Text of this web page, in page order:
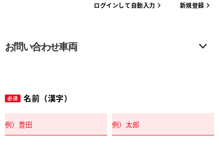
ログインして自動入力 新規登録
お問い合わせ車両
必須 名前（漢字）